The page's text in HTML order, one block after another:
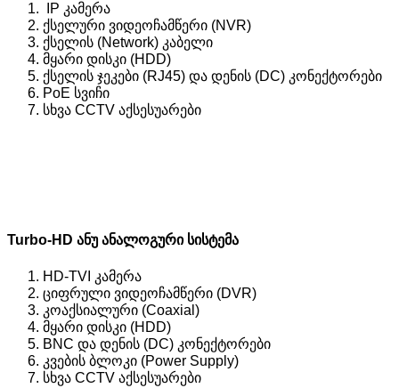
IP კამერა
ქსელური ვიდეოჩამწერი (NVR)
ქსელის (Network) კაბელი
მყარი დისკი (HDD)
ქსელის ჯეკები (RJ45) და დენის (DC) კონექტორები
PoE სვიჩი
სხვა CCTV აქსესუარები
Turbo-HD ანუ ანალოგური სისტემა
HD-TVI კამერა
ციფრული ვიდეოჩამწერი (DVR)
კოაქსიალური (Coaxial)
მყარი დისკი (HDD)
BNC და დენის (DC) კონექტორები
კვების ბლოკი (Power Supply)
სხვა CCTV აქსესუარები